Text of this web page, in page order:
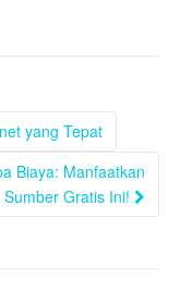
yang Tepat
Biaya: Manfaatkan
Sumber Gratis Ini!